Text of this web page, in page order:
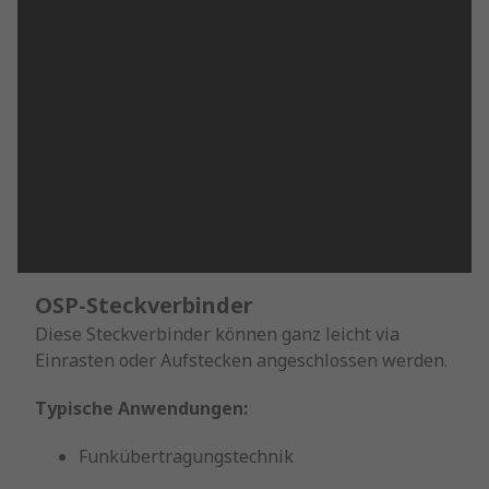
OSP-Steckverbinder
Diese Steckverbinder können ganz leicht via
Einrasten oder Aufstecken angeschlossen werden.
Typische Anwendungen:
Funkübertragungstechnik